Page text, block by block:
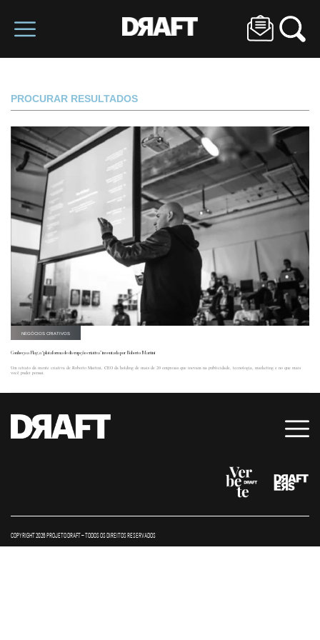
PROCURAR RESULTADOS
NEGÓCIOS CRIATIVOS
Conheça a Flag, a “plataforma de disrupção criativa” inventada por Roberto Martini
Um retrato da mente criativa de Roberto Martini, CEO da holding de mais de 20 empresas que inovam na publicidade, tecnologia, marketing e no que mais
você puder pensar.
COPYRIGHT 2026 PROJETO DRAFT – TODOS OS DIREITOS RESERVADOS